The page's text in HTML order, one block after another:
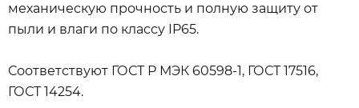
механическую прочность и полную защиту от
пыли и влаги по классу IP65.
Соответствуют ГОСТ Р МЭК 60598-1, ГОСТ 17516,
ГОСТ 14254.